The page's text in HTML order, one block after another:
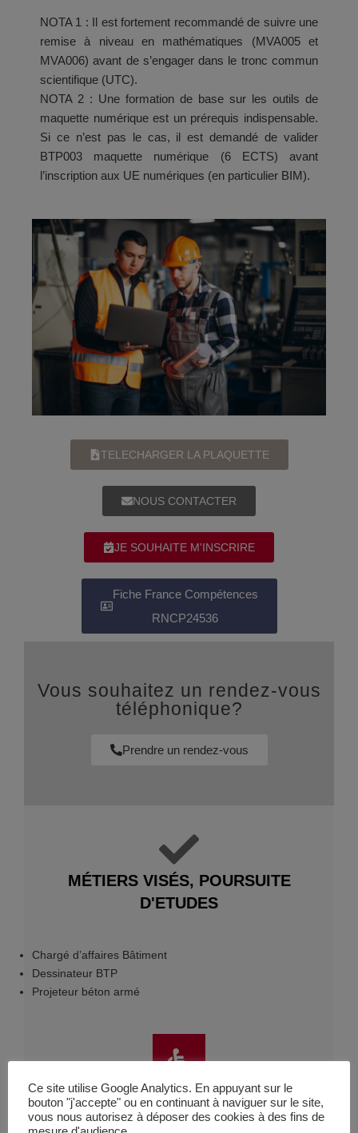
NOTA 1 : Il est fortement recommandé de suivre une
remise à niveau en mathématiques (MVA005 et
MVA006) avant de s’engager dans le tronc commun
scientifique (UTC).
NOTA 2 : Une formation de base sur les outils de
maquette numérique est un prérequis indispensable.
Si ce n’est pas le cas, il est demandé de valider
BTP003 maquette numérique (6 ECTS) avant
l’inscription aux UE numériques (en particulier BIM).
TELECHARGER LA PLAQUETTE
NOUS CONTACTER
JE SOUHAITE M'INSCRIRE
Fiche France Compétences
RNCP24536
Vous souhaitez un rendez-vous
téléphonique?
Prendre un rendez-vous
MÉTIERS VISÉS, POURSUITE
D'ETUDES
Chargé d’affaires Bâtiment
Dessinateur BTP
Projeteur béton armé
SITE ACCESSIBLE
Accessibilité aux personnes en situation de handicap
Ce site utilise Google Analytics. En appuyant sur le
bouton "j'accepte" ou en continuant à naviguer sur le site,
vous nous autorisez à déposer des cookies à des fins de